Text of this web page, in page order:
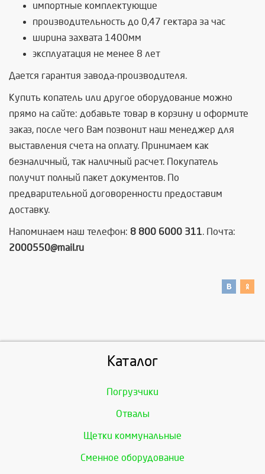
импортные комплектующие
производительность до 0,47 гектара за час
ширина захвата 1400мм
эксплуатация не менее 8 лет
Дается гарантия завода-производителя.
Купить копатель или другое оборудование можно
прямо на сайте: добавьте товар в корзину и оформите
заказ, после чего Вам позвонит наш менеджер для
выставления счета на оплату. Принимаем как
безналичный, так наличный расчет. Покупатель
получит полный пакет документов. По
предварительной договоренности предоставим
доставку.
Напоминаем наш телефон: 8 800 6000 311. Почта:
2000550@mail.ru
Каталог
Погрузчики
Отвалы
Щетки коммунальные
Сменное оборудование